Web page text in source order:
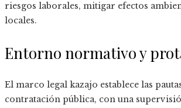
riesgos laborales, mitigar efectos
locales.
Entorno normativo y
El marco legal kazajo establece las
contratación pública, con una